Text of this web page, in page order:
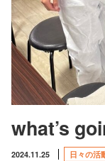
what’s
2024.11.25 日々の活